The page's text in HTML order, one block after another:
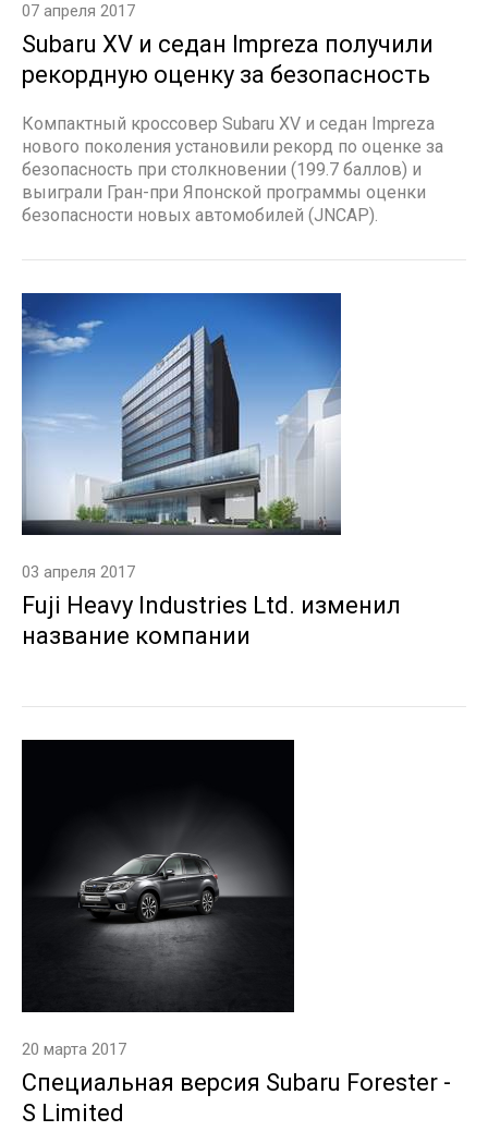
07 апреля 2017
Subaru XV и седан Impreza получили
рекордную оценку за безопасность
Компактный кроссовер Subaru XV и седан Impreza
нового поколения установили рекорд по оценке за
безопасность при столкновении (199.7 баллов) и
выиграли Гран-при Японской программы оценки
безопасности новых автомобилей (JNCAP).
03 апреля 2017
Fuji Heavy Industries Ltd. изменил
название компании
20 марта 2017
Специальная версия Subaru Forester -
S Limited